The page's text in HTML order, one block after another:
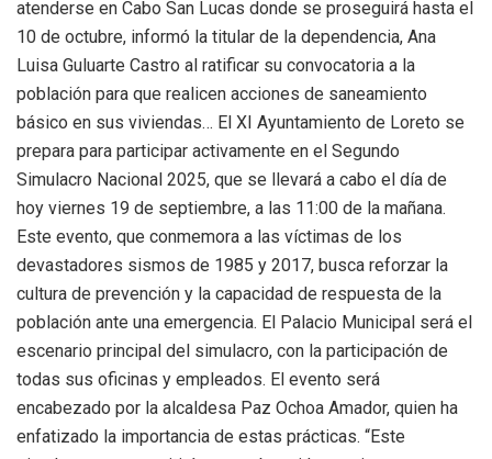
atenderse en Cabo San Lucas donde se proseguirá hasta el
10 de octubre, informó la titular de la dependencia, Ana
Luisa Guluarte Castro al ratificar su convocatoria a la
población para que realicen acciones de saneamiento
básico en sus viviendas… El XI Ayuntamiento de Loreto se
prepara para participar activamente en el Segundo
Simulacro Nacional 2025, que se llevará a cabo el día de
hoy viernes 19 de septiembre, a las 11:00 de la mañana.
Este evento, que conmemora a las víctimas de los
devastadores sismos de 1985 y 2017, busca reforzar la
cultura de prevención y la capacidad de respuesta de la
población ante una emergencia. El Palacio Municipal será el
escenario principal del simulacro, con la participación de
todas sus oficinas y empleados. El evento será
encabezado por la alcaldesa Paz Ochoa Amador, quien ha
enfatizado la importancia de estas prácticas. “Este